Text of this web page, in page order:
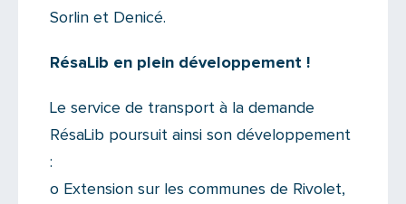
Sorlin et Denicé.
RésaLib en plein développement !
Le service de transport à la demande
RésaLib poursuit ainsi son développement
:
o Extension sur les communes de Rivolet,